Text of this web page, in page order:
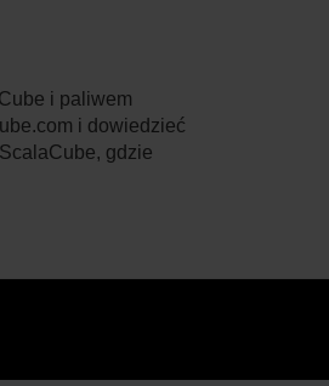
i paliwem
i dowiedzieć
gdzie